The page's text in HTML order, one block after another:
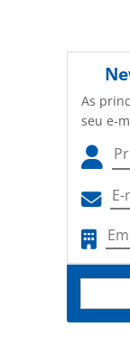
As
seu e-